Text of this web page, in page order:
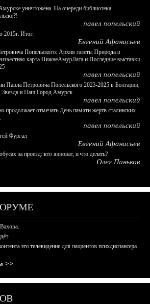
уничтожена. На очереди библиотека
павел попельский
2015г. Итог.
Евгений Афанасьев
Попельского: Архив газеты Природа и
карта НижнеАмурЛага и Последние выставки
павел попельский
Павла Петровича Попельского 2023-2025 в Болгарии,
Звезда и Наш Город Амурск
павел попельский
продолжает отмечать День памяти жертв сталинских
павел попельский
Фургал
Евгений Афанасьев
за проезд: кто виноват, и что делать?
Олег Паньков
это телевидение для пациентов психдиспансера
>>